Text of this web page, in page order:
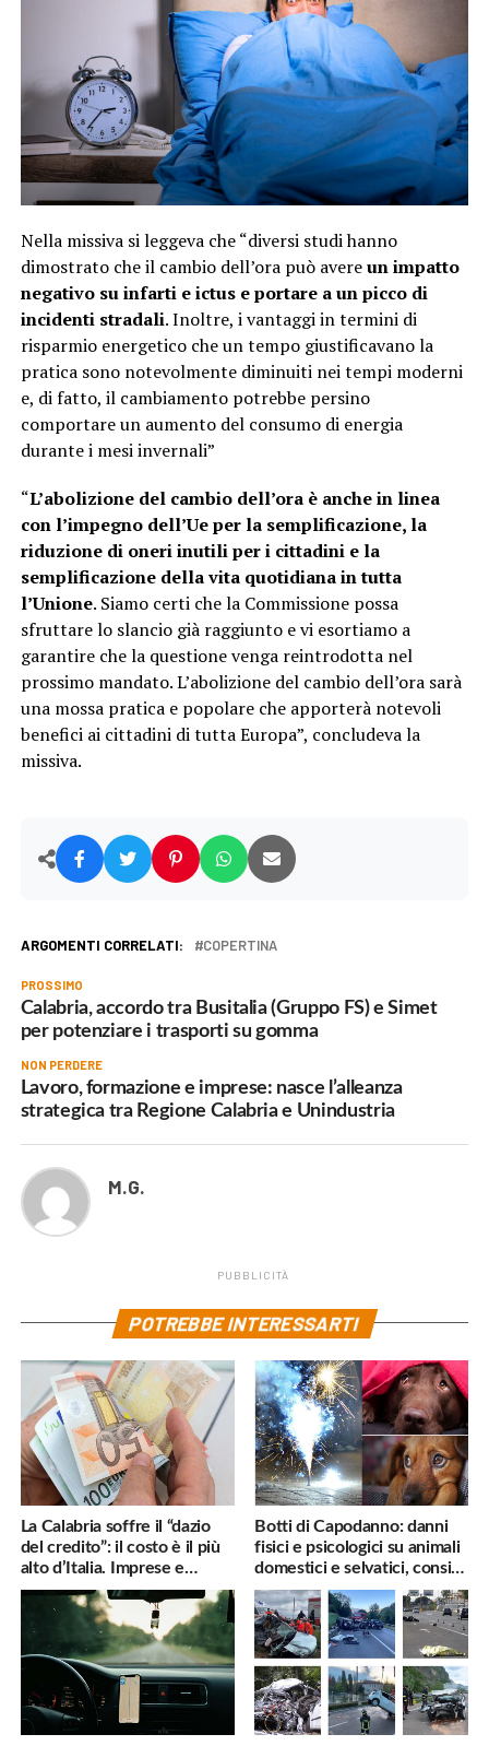
Nella missiva si leggeva che “diversi studi hanno
dimostrato che il cambio dell’ora può avereun impatto
negativo su infarti e ictus e portare a un picco di
incidenti stradali. Inoltre, i vantaggi in termini di
risparmio energetico che un tempo giustificavano la
pratica sono notevolmente diminuiti nei tempi moderni
e, di fatto, il cambiamento potrebbe persino
comportare un aumento del consumo di energia
durante i mesi invernali”
“L’abolizione del cambio dell’ora è anche in linea
con l’impegno dell’Ue per la semplificazione, la
riduzione di oneri inutili per i cittadini e la
semplificazione della vita quotidiana in tutta
l’Unione. Siamo certi che la Commissione possa
sfruttare lo slancio già raggiunto e vi esortiamo a
garantire che la questione venga reintrodotta nel
prossimo mandato. L’abolizione del cambio dell’ora sarà
una mossa pratica e popolare che apporterà notevoli
benefici ai cittadini di tutta Europa”, concludeva la
missiva.
ARGOMENTI CORRELATI: COPERTINA
PROSSIMO
Calabria, accordo tra Busitalia (Gruppo FS) e Simet
per potenziare i trasporti su gomma
NON PERDERE
Lavoro, formazione e imprese: nasce l’alleanza
strategica tra Regione Calabria e Unindustria
M.G.
PUBBLICITÀ
POTREBBE INTERESSARTI
La Calabria soffre il “dazio
del credito”: il costo è il più
alto d’Italia. Imprese e
famiglie penalizzate
Botti di Capodanno: danni
fisici e psicologici su animali
domestici e selvatici, consigli
utili